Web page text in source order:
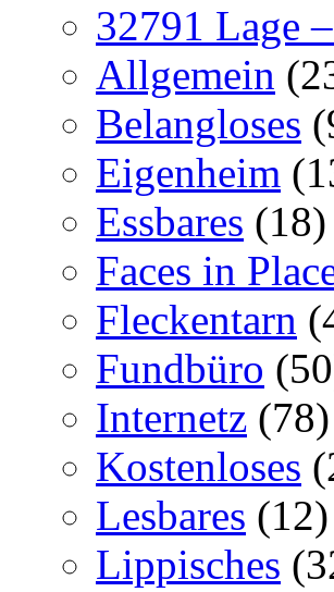
32791 Lage
Allgemein
Belangloses
Eigenheim
Essbares (18)
Faces in
Fleckentarn
Fundbüro
Internetz (78)
Kostenloses
Lesbares (12)
Lippisches